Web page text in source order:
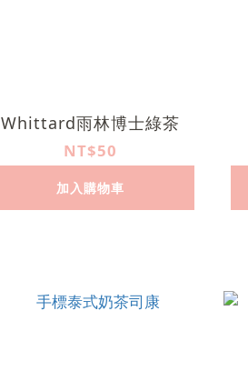
Whittard雨林博士綠茶
NT$50
加入購物車